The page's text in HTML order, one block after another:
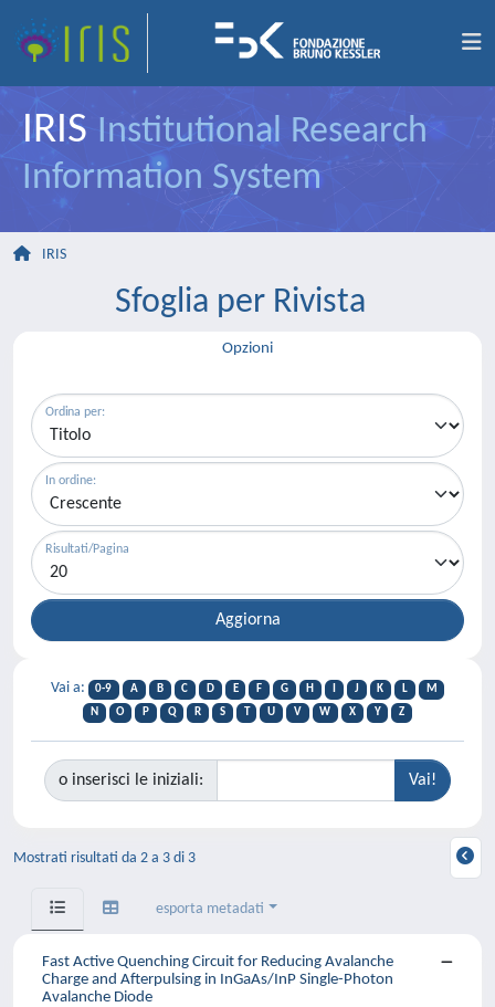
IRIS Institutional Research
Information System
IRIS
Sfoglia per Rivista
Opzioni
Ordina per:
In ordine:
Risultati/Pagina
Vai a: 0-9 A B C D E F G H J K L
M
N
O P Q R S T U V W X Y Z
o inserisci le iniziali:
Mostrati risultati da 2 a 3 di 3
esporta metadati
Fast Active Quenching Circuit for Reducing Avalanche
Charge and Afterpulsing in InGaAs/InP Single-Photon
Avalanche Diode